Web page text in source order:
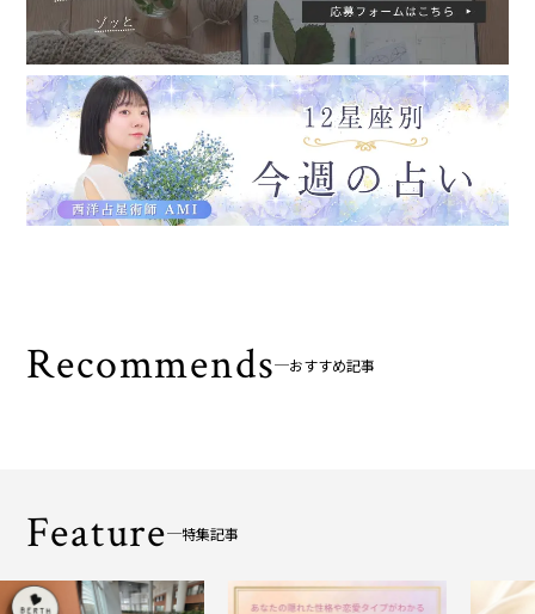
Recommends おすすめ記事
Feature 特集記事